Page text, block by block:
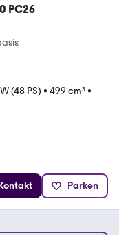
PC26
(48 PS) • 499 cm³•
Parken